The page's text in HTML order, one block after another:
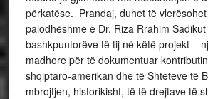
përkatëse. Prandaj, duhet të
palodhëshme e Dr. Riza Rrahim
bashkpuntorëve të tij në këtë projekt –
madhore për të dokumentuar
shqiptaro-amerikan dhe të Shteteve të
mbrojtjen, historikisht, të të drejtave të